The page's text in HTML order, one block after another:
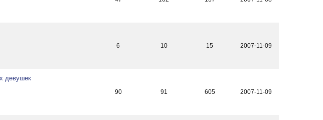
6
10 15 2007-11-09
девушек
90
91 605 2007-11-09